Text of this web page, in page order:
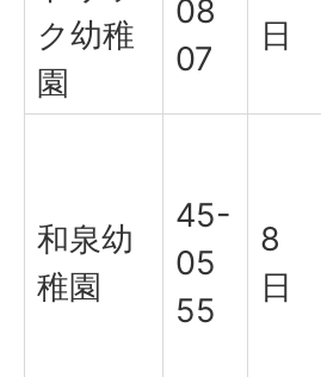
ク幼稚
園
08
07
日
和泉幼
稚園
45-
05
55
8
日